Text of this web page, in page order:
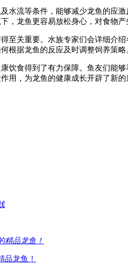
水流等条件，能够减少龙鱼的应
，龙鱼更容易放松身心，对食物产
至关重要。水族专家们会详细介
根据龙鱼的反应及时调整饲养策略
饮食得到了有力保障。鱼友们能
用，为龙鱼的健康成长开辟了新
龙鱼！